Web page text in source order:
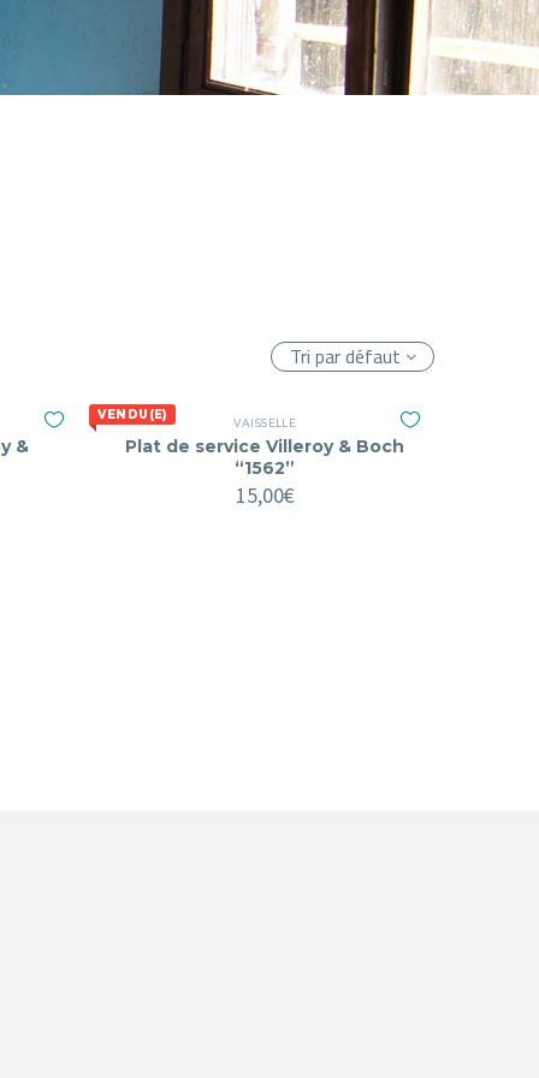
Tri par défaut
&
VENDU(E)
VAISSELLE
Plat de service Villeroy & Boch
“1562”
15,00€